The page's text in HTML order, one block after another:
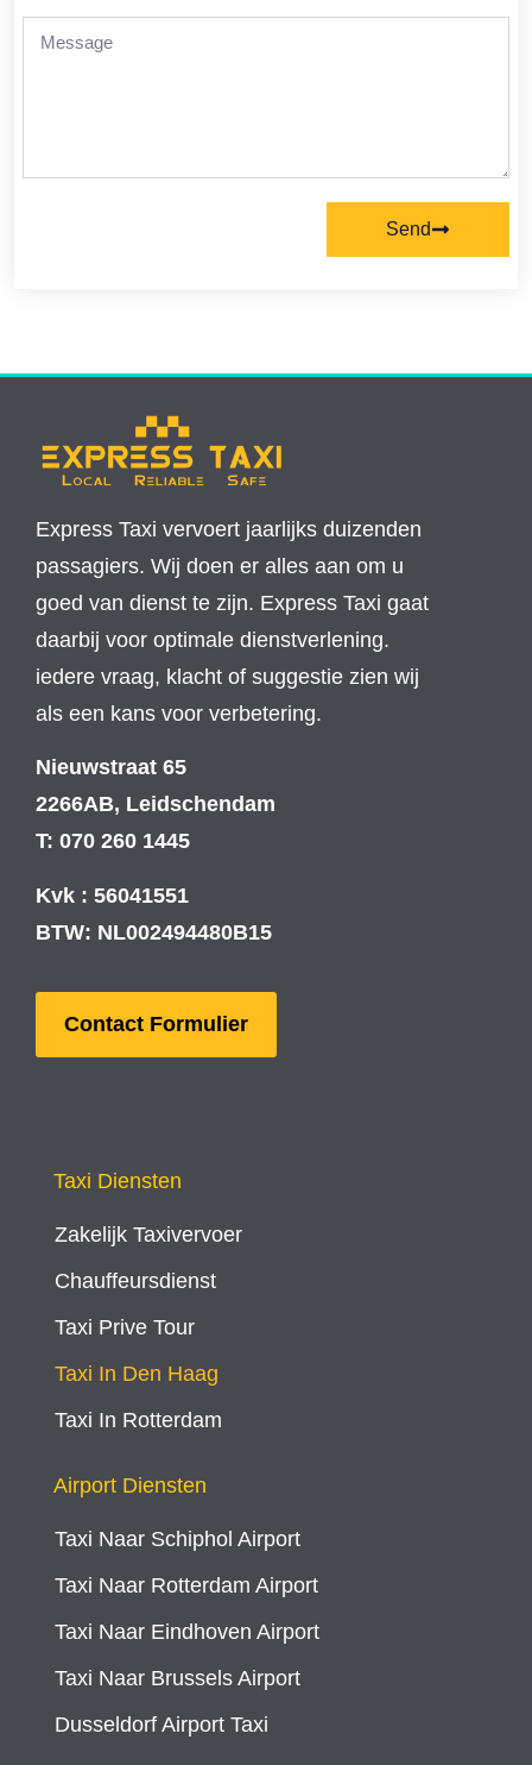
Send
Express Taxi vervoert jaarlijks duizenden
passagiers. Wij doen er alles aan om u
goed van dienst te zijn. Express Taxi gaat
daarbij voor optimale dienstverlening.
iedere vraag, klacht of suggestie zien wij
als een kans voor verbetering.
Nieuwstraat 65
2266AB, Leidschendam
T: 070 260 1445
Kvk : 56041551
BTW: NL002494480B15
Contact Formulier
Taxi Diensten
Zakelijk Taxivervoer
Chauffeursdienst
Taxi Prive Tour
Taxi In Den Haag
Taxi In Rotterdam
Airport Diensten
Taxi Naar Schiphol Airport
Taxi Naar Rotterdam Airport
Taxi Naar Eindhoven Airport
Taxi Naar Brussels Airport
Dusseldorf Airport Taxi